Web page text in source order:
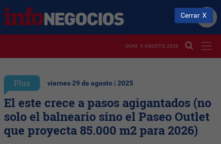
DOM. 9 AGOSTO 2026
Plus viernes 29 de agosto | 2025
El este crece a pasos agigantados (no
solo el balneario sino el Paseo Outlet
que proyecta 85.000 m2 para 2026)
Cerrar